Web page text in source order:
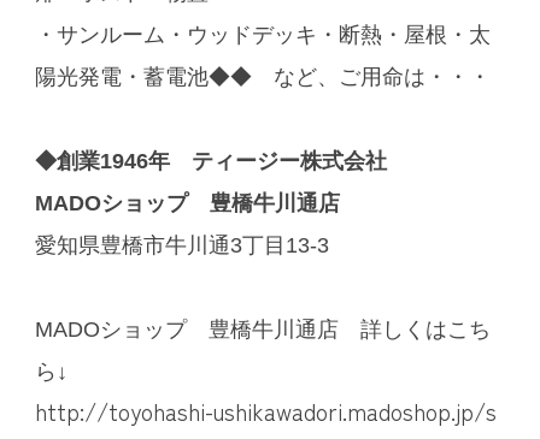
・サンルーム・ウッドデッキ・断熱・屋根・太
陽光発電・蓄電池◆◆ など、ご用命は・・・
◆創業1946年 ティージー株式会社
MADOショップ 豊橋牛川通店
愛知県豊橋市牛川通3丁目13-3
MADOショップ 豊橋牛川通店 詳しくはこち
ら↓
http://toyohashi-ushikawadori.madoshop.jp/s